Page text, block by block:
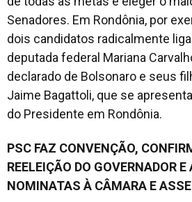
Senadores. Em Rondônia, por
dois candidatos radicalmente
deputada federal Mariana
declarado de Bolsonaro e seus
Jaime Bagattoli, que se
do Presidente em Rondônia.
PSC FAZ CONVENÇÃO,
REELEIÇÃO DO GOVERNADOR
NOMINATAS À CÂMARA E